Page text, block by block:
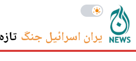
ایران اسرائیل جنگ